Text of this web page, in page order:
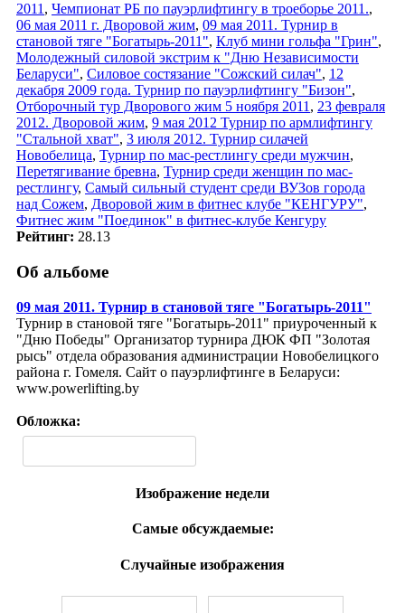
2011 , Чемпионат РБ по пауэрлифтингу в троеборье 2011.,
06 мая 2011 г. Дворовой жим, 09 мая 2011. Турнир в
становой тяге "Богатырь-2011", Клуб мини гольфа "Грин",
Молодежный силовой экстрим к "Дню Независимости
Беларуси", Силовое состязание "Сожский силач", 12
декабря 2009 года. Турнир по пауэрлифтингу "Бизон",
Отборочный тур Дворового жим 5 ноября 2011 , 23 февраля
2012. Дворовой жим, 9 мая 2012 Турнир по армлифтингу
"Стальной хват", 3 июля 2012. Турнир силачей
Новобелица, Турнир по мас-рестлингу среди мужчин,
Перетягивание бревна, Турнир среди женщин по мас-
рестлингу, Самый сильный студент среди ВУЗов города
над Сожем, Дворовой жим в фитнес клубе "КЕНГУРУ",
Фитнес жим "Поединок" в фитнес-клубе Кенгуру
Рейтинг: 28.13
Об альбоме
09 мая 2011. Турнир в становой тяге "Богатырь-2011"
Турнир в становой тяге "Богатырь-2011" приуроченный к
"Дню Победы" Организатор турнира ДЮК ФП "Золотая
рысь" отдела образования администрации Новобелицкого
района г. Гомеля. Сайт о пауэрлифтинге в Беларуси:
www.powerlifting.by
Обложка:
Изображение недели
Самые обсуждаемые:
Случайные изображения